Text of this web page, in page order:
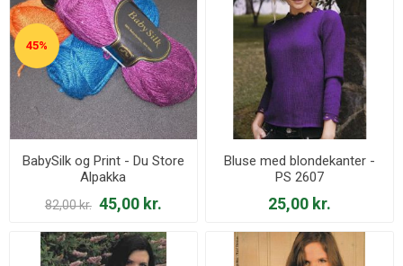
45%
BabySilk og Print - Du Store
Alpakka
82,00 kr. 45,00 kr.
Bluse med blondekanter -
PS 2607
25,00 kr.